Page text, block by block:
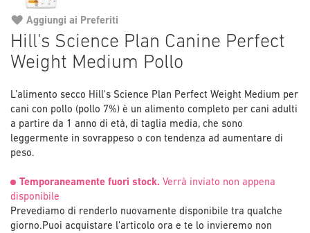
Hill's Science Plan Canine Perfect
Weight Medium Pollo
L’alimento secco Hill's Science Plan Perfect Weight Medium per
cani con pollo (pollo 7%) è un alimento completo per cani adulti
a partire da 1 anno di età, di taglia media, che sono
leggermente in sovrappeso o con tendenza ad aumentare di
peso.
Temporaneamente fuori stock. Verrà inviato non appena
disponibile
Prevediamo di renderlo nuovamente disponibile tra qualche
giorno.Puoi acquistare l'articolo ora e te lo invieremo non
Aggiungi ai Preferiti
all'inizio
della
di
immagini